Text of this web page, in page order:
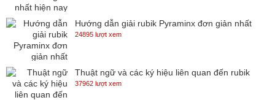
Hướng dẫn giải rubik Pyraminx đơn giản nhất
24895 lượt xem
Thuật ngữ và các ký hiệu liên quan đến rubik
37962 lượt xem